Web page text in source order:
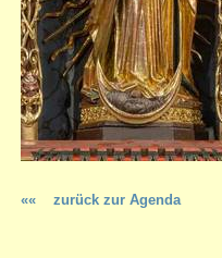
«« zurück zur Agenda